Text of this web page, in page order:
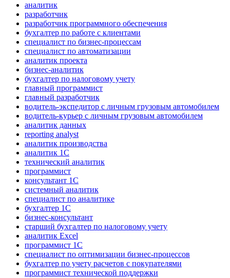
аналитик
разработчик
разработчик программного обеспечения
бухгалтер по работе с клиентами
специалист по бизнес-процессам
специалист по автоматизации
аналитик проекта
бизнес-аналитик
бухгалтер по налоговому учету
главный программист
главный разработчик
водитель-экспедитор с личным грузовым автомобилем
водитель-курьер с личным грузовым автомобилем
аналитик данных
reporting analyst
аналитик производства
аналитик 1C
технический аналитик
программист
консультант 1С
системный аналитик
специалист по аналитике
бухгалтер 1C
бизнес-консультант
старший бухгалтер по налоговому учету
аналитик Excel
программист 1C
специалист по оптимизации бизнес-процессов
бухгалтер по учету расчетов с покупателями
программист технической поддержки